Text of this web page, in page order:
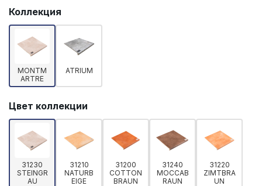
Коллекция
MONTM
ARTRE
ATRIUM
Цвет коллекции
31230
STEINGR
AU
31210
NATURB
EIGE
31200
COTTON
BRAUN
31240
MOCCAB
RAUN
31220
ZIMTBRA
UN